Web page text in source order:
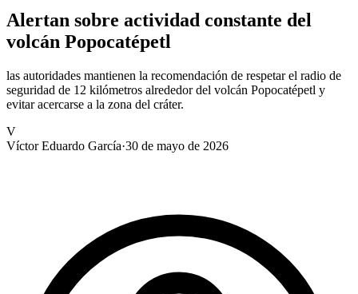
Alertan sobre actividad constante del
volcán Popocatépetl
las autoridades mantienen la recomendación de respetar el radio de
seguridad de 12 kilómetros alrededor del volcán Popocatépetl y
evitar acercarse a la zona del cráter.
V
Víctor Eduardo García·30 de mayo de 2026